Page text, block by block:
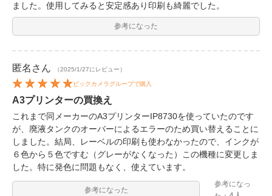
ました。使用してみると安定感あり印刷も綺麗でした。
参考になった
匿名 さん （2025/1/27にレビュー）
ビックカメラグループで購入
A3プリンターの買換え
これまで同メーカーのA3プリンターIP8730を使っていたのです
が、廃液タンクのオーバーによるエラーのため買い替えることに
しました。結局、レーベルの印刷も使わなかったので、インクが
６色から５色ですむ（グレーがなくなった）この機種に変更しま
した。特に発色に問題もなく、使えています。
参考になった
参考になっ